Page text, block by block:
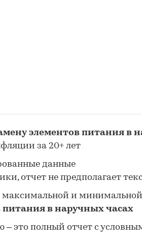
элементов питания в
за 20+ лет
данные
отчет не предполагает
максимальной и
питания в наручных часах
– это полный отчет с